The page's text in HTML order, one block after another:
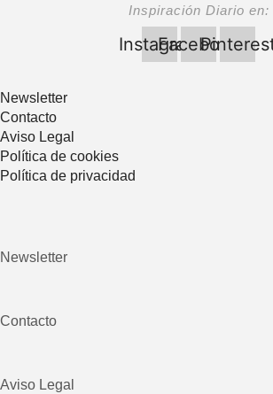
Inspiración Diario en:
Instagram
Facebook
Newsletter
Contacto
Aviso Legal
Política de cookies
Política de privacidad
Newsletter
Contacto
Aviso Legal